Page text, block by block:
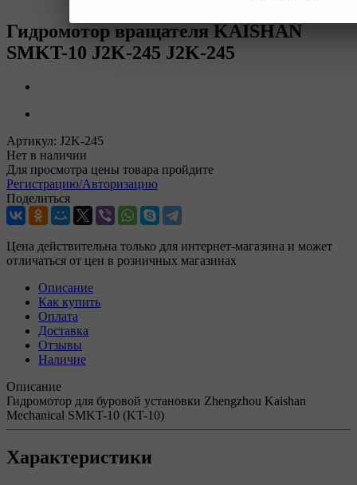
Гидромотор вращателя KAISHAN
SMKT-10 J2K-245 J2K-245
Артикул: J2K-245
Нет в наличии
Для просмотра цены товара пройдите
Регистрацию/Авторизацию
Поделиться
Цена действительна только для интернет-магазина и может
отличаться от цен в розничных магазинах
Описание
Как купить
Оплата
Доставка
Отзывы
Наличие
Описание
Гидромотор для буровой установки Zhengzhou Kaishan
Mechanical SMKT-10 (KT-10)
Характеристики